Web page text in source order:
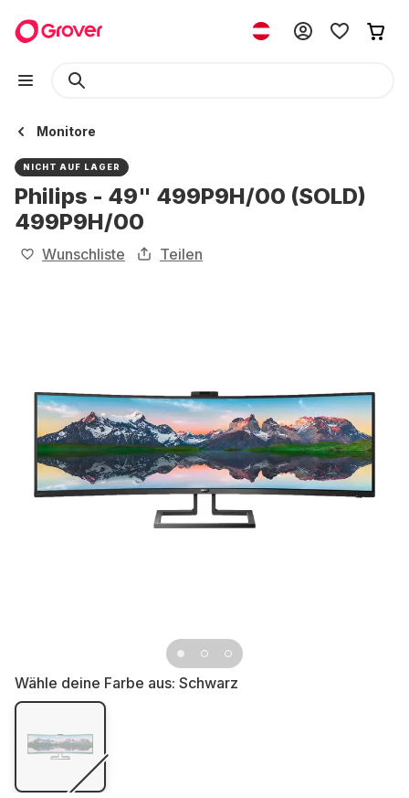
Monitore
NICHT AUF LAGER
Philips - 49" 499P9H/00 (SOLD)
499P9H/00
Wunschliste Teilen
Wähle deine Farbe aus: Schwarz